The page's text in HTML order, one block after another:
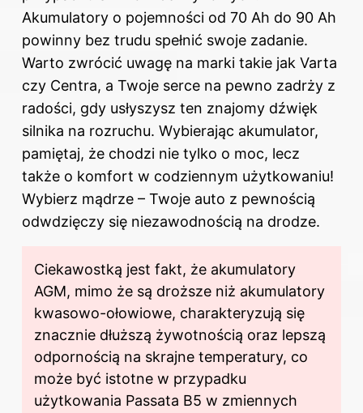
Akumulatory o pojemności od 70 Ah do 90 Ah
powinny bez trudu spełnić swoje zadanie.
Warto zwrócić uwagę na marki takie jak Varta
czy Centra, a Twoje serce na pewno zadrży z
radości, gdy usłyszysz ten znajomy dźwięk
silnika na rozruchu. Wybierając akumulator,
pamiętaj, że chodzi nie tylko o moc, lecz
także o komfort w codziennym użytkowaniu!
Wybierz mądrze – Twoje auto z pewnością
odwdzięczy się niezawodnością na drodze.
Ciekawostką jest fakt, że akumulatory
AGM, mimo że są droższe niż akumulatory
kwasowo-ołowiowe, charakteryzują się
znacznie dłuższą żywotnością oraz lepszą
odpornością na skrajne temperatury, co
może być istotne w przypadku
użytkowania Passata B5 w zmiennych